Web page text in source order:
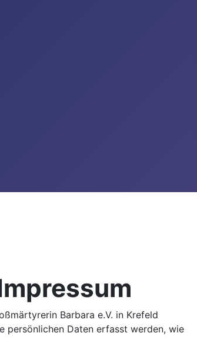
Barbara e.V. in Krefeld
persönlichen Daten erfasst werden, wie